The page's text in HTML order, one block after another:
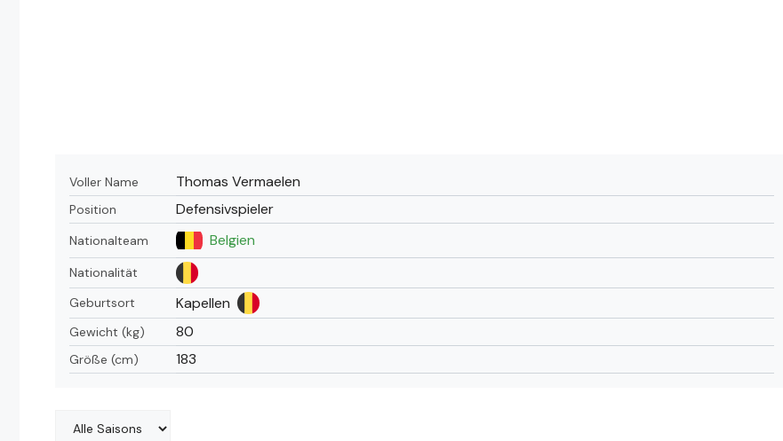
Voller Name Thomas Vermaelen
Position Defensivspieler
Nationalteam Belgien
Nationalität
Geburtsort
Kapellen
Gewicht (kg) 80
Größe (cm) 183